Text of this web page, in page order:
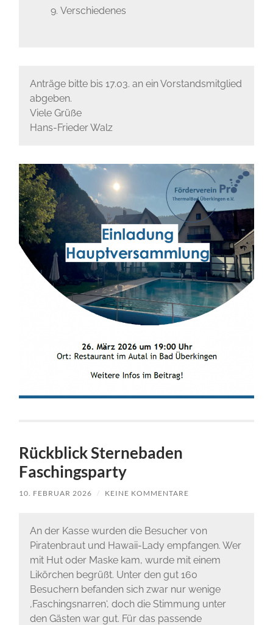
Verschiedenes
Anträge bitte bis 17.03. an ein Vorstandsmitglied
abgeben.
Viele Grüße
Hans-Frieder Walz
Rückblick Sternebaden
Faschingsparty
10. FEBRUAR 2026 / KEINE KOMMENTARE
An der Kasse wurden die Besucher von
Piratenbraut und Hawaii-Lady empfangen. Wer
mit Hut oder Maske kam, wurde mit einem
Likörchen begrüßt. Unter den gut 160
Besuchern befanden sich zwar nur wenige
‚Faschingsnarren‘, doch die Stimmung unter
den Gästen war gut. Für das passende